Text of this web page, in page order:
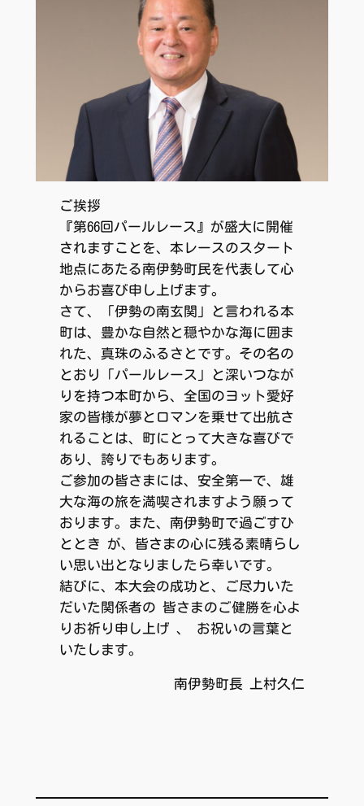
ご挨拶
『第66回パールレース』が盛大に開催
されますことを、本レースのスタート
地点にあたる南伊勢町民を代表して心
からお喜び申し上げます。
さて、「伊勢の南玄関」と言われる本
町は、豊かな自然と穏やかな海に囲ま
れた、真珠のふるさとです。その名の
とおり「パールレース」と深いつなが
りを持つ本町から、全国のヨット愛好
家の皆様が夢とロマンを乗せて出航さ
れることは、町にとって大きな喜びで
あり、誇りでもあります。
ご参加の皆さまには、安全第一で、雄
大な海の旅を満喫されますよう願って
おります。また、南伊勢町で過ごすひ
ととき が、皆さまの心に残る素晴らし
い思い出となりましたら幸いです。
結びに、本大会の成功と、ご尽力いた
だいた関係者の 皆さまのご健勝を心よ
りお祈り申し上げ 、 お祝いの言葉と
いたします。
南伊勢町長 上村久仁